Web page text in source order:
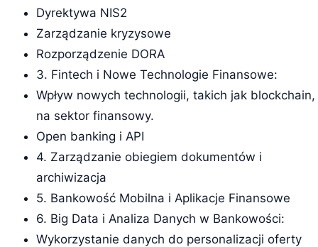
Dyrektywa NIS2
Zarządzanie kryzysowe
Rozporządzenie DORA
3. Fintech i Nowe Technologie Finansowe:
Wpływ nowych technologii, takich jak blockchain,
na sektor finansowy.
Open banking i API
4. Zarządzanie obiegiem dokumentów i
archiwizacja
5. Bankowość Mobilna i Aplikacje Finansowe
6. Big Data i Analiza Danych w Bankowości:
Wykorzystanie danych do personalizacji oferty